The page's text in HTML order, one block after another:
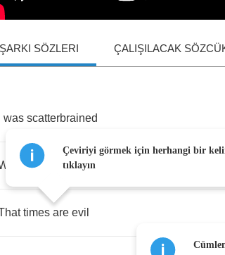
ŞARKI SÖZLERI ÇALIŞILACAK
was scatterbrained
I found the time
times are evil
Çeviriyi görmek için herhangi bir
tıklayın